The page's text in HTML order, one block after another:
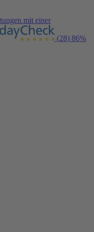
mit einer
(28) 86%